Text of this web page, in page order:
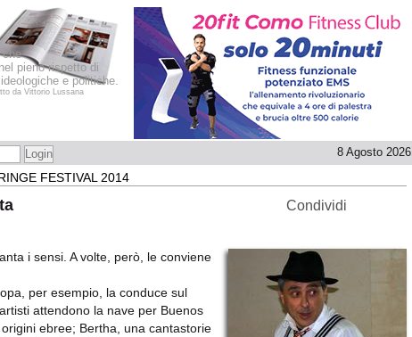
che
pieno rispetto di
e politiche.
da Vittorio Lussana
8 Agosto 2026
FESTIVAL 2014
Condividi
i sensi. A volte, però, le conviene
per esempio, la conduce sul
attendono la nave per Buenos
ebree; Bertha, una cantastorie